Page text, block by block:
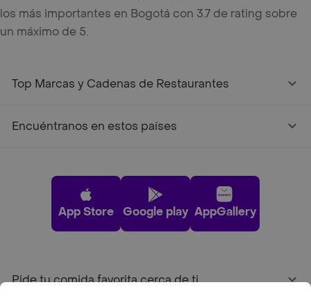
los más importantes en Bogotá con 3.7 de rating sobre
un máximo de 5.
Top Marcas y Cadenas de Restaurantes
Encuéntranos en estos países
App Store Google play AppGallery
Pide tu comida favorita cerca de ti